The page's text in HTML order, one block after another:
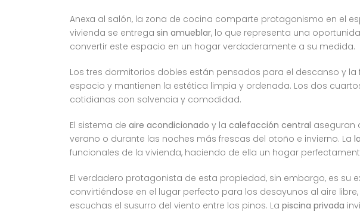
Anexa al salón, la zona de cocina comparte protagonismo en el
vivienda se entrega sin amueblar, lo que representa una
convertir este espacio en un hogar verdaderamente a su medida.
Los tres dormitorios dobles están pensados para el descanso y
espacio y mantienen la estética limpia y ordenada. Los dos
cotidianas con solvencia y comodidad.
El sistema de aire acondicionado y la calefacción central aseguran
verano o durante las noches más frescas del otoño e invierno. La
funcionales de la vivienda, haciendo de ella un hogar
El verdadero protagonista de esta propiedad, sin embargo, es
convirtiéndose en el lugar perfecto para los desayunos al aire
escuchas el susurro del viento entre los pinos. La piscina privada